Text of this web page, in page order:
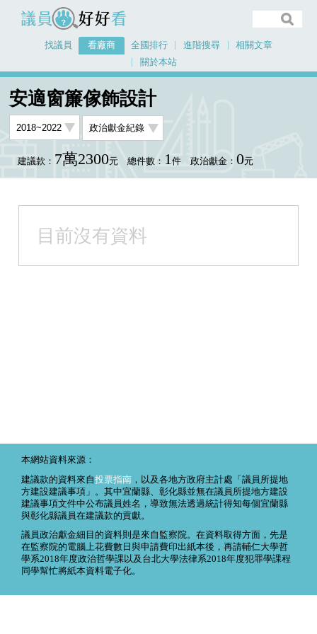
議員好好看
找議員 看廠商 全國排行 進階搜尋
相關文章
關於本站
首頁 看廠商
安適窗簾傢飾設計
建議款： 7萬2300元 總件數： 1件 政治獻金： 0元
目前沒有資料
本網站資料來源：
建議款的資料來自投票指南 ，以及各地方政府主計處「議員所提地
方建設建議事項」。其中宜蘭縣、彰化縣並無在議員所提地方建設
建議事項文件中公布議員姓名，導致無法透過統計得知每個宜蘭縣
與彰化縣議員在建議款的貢獻。
議員政治獻金細目的資料則是來自監察院。在資料取得方面，先是
在監察院的電腦上花費數日與申請費印出紙本後，再請輔仁大學哲
學系2018年度政治哲學課以及台北大學法律系2018年度犯罪學課程
同學幫忙將紙本資料電子化。